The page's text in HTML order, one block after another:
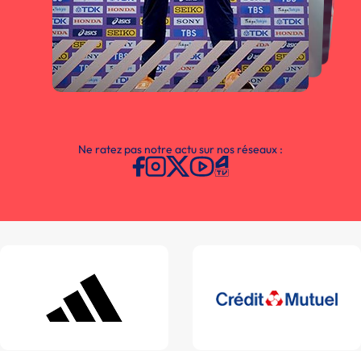
Ne ratez pas notre actu sur nos réseaux :